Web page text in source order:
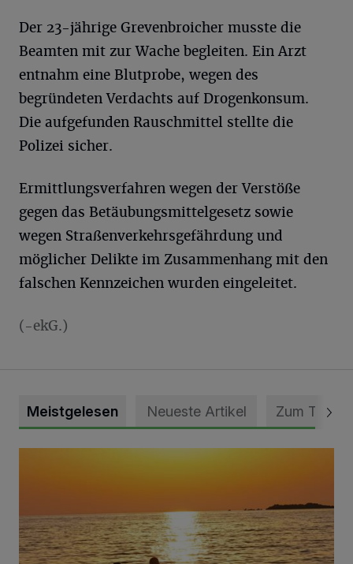
Der 23-jährige Grevenbroicher musste die
Beamten mit zur Wache begleiten. Ein Arzt
entnahm eine Blutprobe, wegen des
begründeten Verdachts auf Drogenkonsum.
Die aufgefunden Rauschmittel stellte die
Polizei sicher.
Ermittlungsverfahren wegen der Verstöße
gegen das Betäubungsmittelgesetz sowie
wegen Straßenverkehrsgefährdung und
möglicher Delikte im Zusammenhang mit den
falschen Kennzeichen wurden eingeleitet.
(-ekG.)
Meistgelesen Neueste Artikel Zum Thema
Die schönsten Sommermomente gesucht